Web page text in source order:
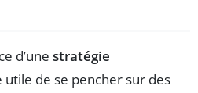
d’une stratégie
utile de se pencher sur des